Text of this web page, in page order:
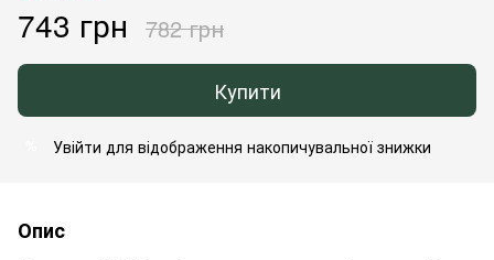
743 грн 782 грн
Купити
Увійти для відображення накопичувальної знижки
Опис